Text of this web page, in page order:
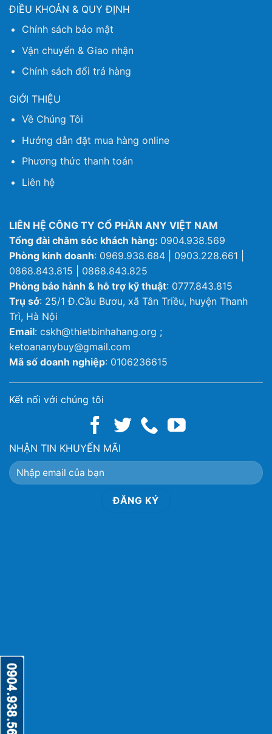
ĐIỀU KHOẢN & QUY ĐỊNH
Chính sách bảo mật
Vận chuyển & Giao nhận
Chính sách đổi trả hàng
GIỚI THIỆU
Về Chúng Tôi
Hướng dẫn đặt mua hàng online
Phương thức thanh toán
Liên hệ
LIÊN HỆ CÔNG TY CỔ PHẦN ANY VIỆT NAM
Tổng đài chăm sóc khách hàng: 0904.938.569
Phòng kinh doanh: 0969.938.684 | 0903.228.661 |
0868.843.815 | 0868.843.825
Phòng bảo hành & hỗ trợ kỹ thuật: 0777.843.815
Trụ sở: 25/1 Đ.Cầu Bươu, xã Tân Triều, huyện Thanh
Trì, Hà Nội
Email: cskh@thietbinhahang.org ;
ketoananybuy@gmail.com
Mã số doanh nghiệp: 0106236615
Kết nối với chúng tôi
NHẬN TIN KHUYẾN MÃI